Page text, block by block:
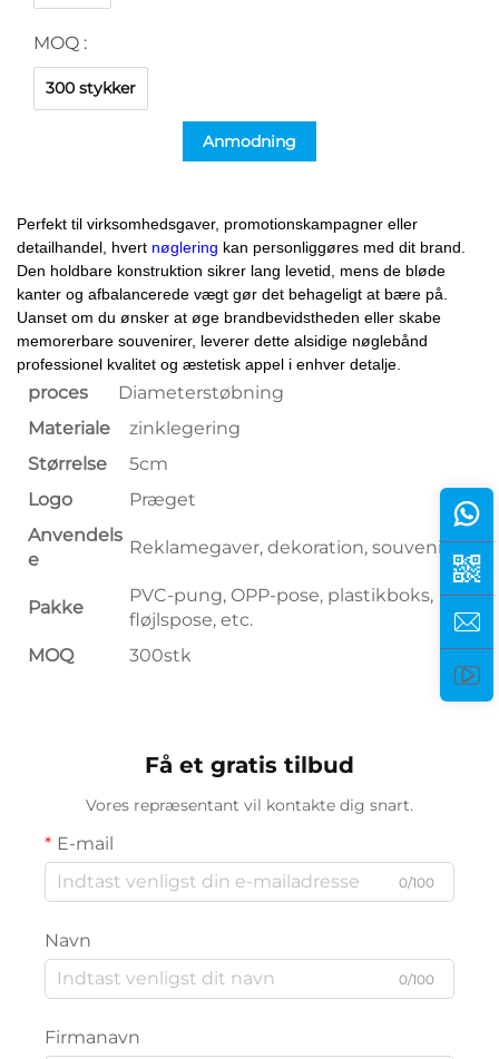
MOQ :
300 stykker
Anmodning
Perfekt til virksomhedsgaver, promotionskampagner eller
detailhandel, hvert nøglering kan personliggøres med dit brand.
Den holdbare konstruktion sikrer lang levetid, mens de bløde
kanter og afbalancerede vægt gør det behageligt at bære på.
Uanset om du ønsker at øge brandbevidstheden eller skabe
memorerbare souvenirer, leverer dette alsidige nøglebånd
professionel kvalitet og æstetisk appel i enhver detalje.
proces
Diameterstøbning
Materiale
zinklegering
Størrelse
5cm
Logo
Præget
Anvendels
e
Reklamegaver, dekoration, souvenir, etc.
Pakke
PVC-pung, OPP-pose, plastikboks,
fløjlsposе, etc.
MOQ
300stk
Få et gratis tilbud
Vores repræsentant vil kontakte dig snart.
E-mail
0/100
Navn
0/100
Firmanavn